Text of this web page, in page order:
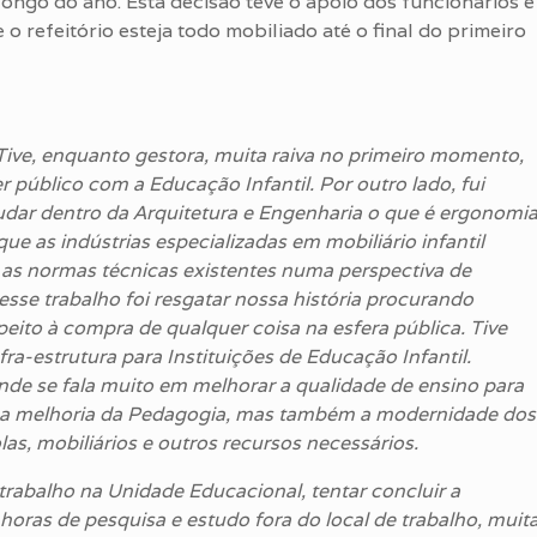
o refeitório esteja todo mobiliado até o final do primeiro
enquanto gestora, muita raiva no primeiro momento,
público com a Educação Infantil. Por outro lado, fui
dentro da Arquitetura e Engenharia o que é
as indústrias especializadas em mobiliário infantil
normas técnicas existentes numa perspectiva de
trabalho foi resgatar nossa história procurando
à compra de qualquer coisa na esfera pública. Tive
estrutura para Instituições de Educação Infantil.
se fala muito em melhorar a qualidade de ensino para
melhoria da Pedagogia, mas também a modernidade dos
mobiliários e outros recursos necessários.
na Unidade Educacional, tentar concluir a
de pesquisa e estudo fora do local de trabalho,